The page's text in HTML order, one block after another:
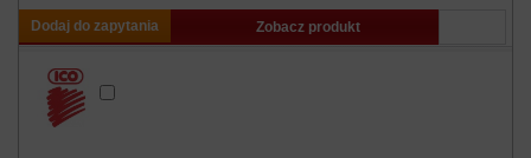
Dodaj do zapytania Zobacz produkt